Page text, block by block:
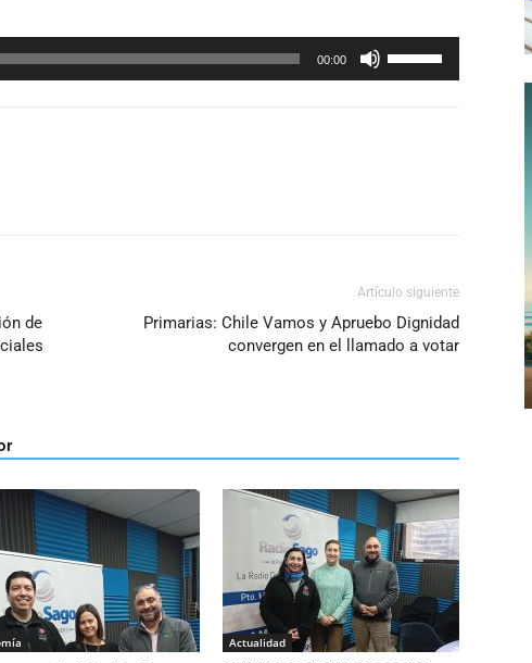
00:00
las
disminuir
el
de
Artículo siguiente
Primarias: Chile Vamos y Apruebo Dignidad
convergen en el llamado a votar
Actualidad